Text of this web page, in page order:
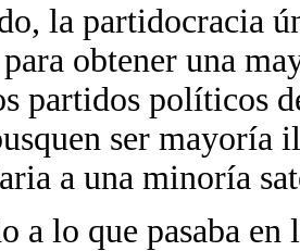
la partidocracia
para obtener una
partidos políticos
ser mayoría
a una minoría
a lo que pasaba